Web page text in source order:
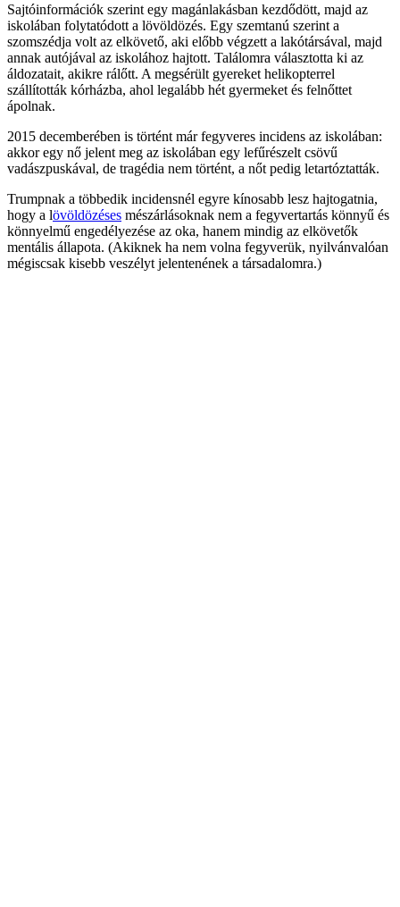
Sajtóinformációk szerint egy magánlakásban kezdődött, majd az
iskolában folytatódott a lövöldözés. Egy szemtanú szerint a
szomszédja volt az elkövető, aki előbb végzett a lakótársával, majd
annak autójával az iskolához hajtott. Találomra választotta ki az
áldozatait, akikre rálőtt. A megsérült gyereket helikopterrel
szállították kórházba, ahol legalább hét gyermeket és felnőttet
ápolnak.
2015 decemberében is történt már fegyveres incidens az iskolában:
akkor egy nő jelent meg az iskolában egy lefűrészelt csövű
vadászpuskával, de tragédia nem történt, a nőt pedig letartóztatták.
Trumpnak a többedik incidensnél egyre kínosabb lesz hajtogatnia,
hogy a lövöldözéses mészárlásoknak nem a fegyvertartás könnyű és
könnyelmű engedélyezése az oka, hanem mindig az elkövetők
mentális állapota. (Akiknek ha nem volna fegyverük, nyilvánvalóan
mégiscsak kisebb veszélyt jelentenének a társadalomra.)